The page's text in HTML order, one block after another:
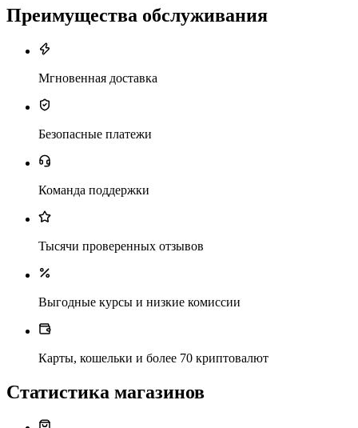
Преимущества обслуживания
Мгновенная доставка
Безопасные платежи
Команда поддержки
Тысячи проверенных отзывов
Выгодные курсы и низкие комиссии
Карты, кошельки и более 70 криптовалют
Статистика магазинов